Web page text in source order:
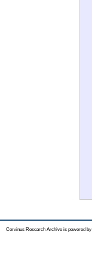
Corvinus Research Archive is powered by